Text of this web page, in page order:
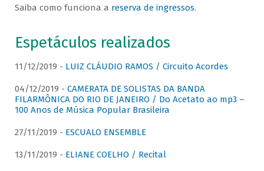
Saiba como funciona a reserva de ingressos.
Espetáculos realizados
11/12/2019 - LUIZ CLÁUDIO RAMOS / Circuito Acordes
04/12/2019 - CAMERATA DE SOLISTAS DA BANDA
FILARMÔNICA DO RIO DE JANEIRO / Do Acetato ao mp3 –
100 Anos de Música Popular Brasileira
27/11/2019 - ESCUALO ENSEMBLE
13/11/2019 - ELIANE COELHO / Recital